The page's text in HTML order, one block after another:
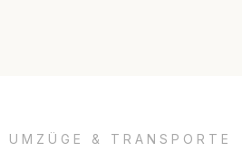
UMZÜGE & TRANSPORTE